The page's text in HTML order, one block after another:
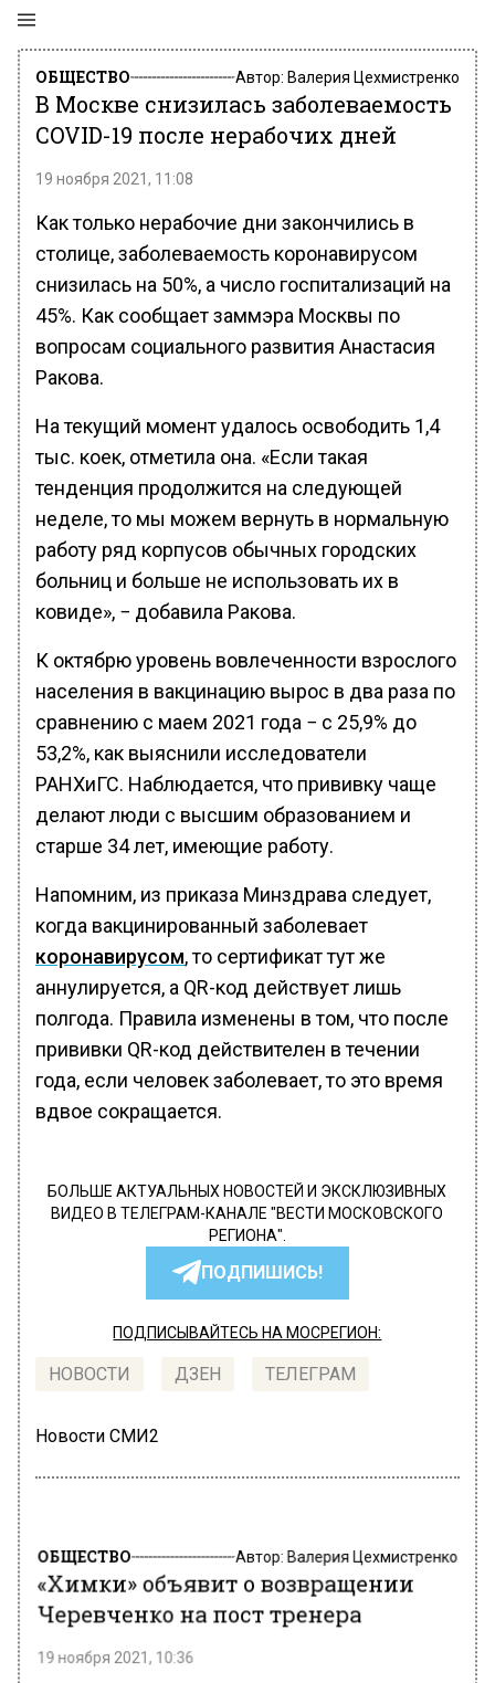
ОБЩЕСТВО Автор: Валерия Цехмистренко
В Москве снизилась заболеваемость
COVID-19 после нерабочих дней
19 ноября 2021, 11:08
Как только нерабочие дни закончились в
столице, заболеваемость коронавирусом
снизилась на 50%, а число госпитализаций на
45%. Как сообщает заммэра Москвы по
вопросам социального развития Анастасия
Ракова.
На текущий момент удалось освободить 1,4
тыс. коек, отметила она. «Если такая
тенденция продолжится на следующей
неделе, то мы можем вернуть в нормальную
работу ряд корпусов обычных городских
больниц и больше не использовать их в
ковиде», − добавила Ракова.
К октябрю уровень вовлеченности взрослого
населения в вакцинацию вырос в два раза по
сравнению с маем 2021 года − с 25,9% до
53,2%, как выяснили исследователи
РАНХиГС. Наблюдается, что прививку чаще
делают люди с высшим образованием и
старше 34 лет, имеющие работу.
Напомним, из приказа Минздрава следует,
когда вакцинированный заболевает
коронавирусом, то сертификат тут же
аннулируется, а QR-код действует лишь
полгода. Правила изменены в том, что после
прививки QR-код действителен в течении
года, если человек заболевает, то это время
вдвое сокращается.
БОЛЬШЕ АКТУАЛЬНЫХ НОВОСТЕЙ И ЭКСКЛЮЗИВНЫХ
ВИДЕО В ТЕЛЕГРАМ-КАНАЛЕ "ВЕСТИ МОСКОВСКОГО
РЕГИОНА".
ПОДПИШИСЬ!
ПОДПИСЫВАЙТЕСЬ НА МОСРЕГИОН:
НОВОСТИ ДЗЕН ТЕЛЕГРАМ
Новости СМИ2
ОБЩЕСТВО Автор: Валерия Цехмистренко
«Химки» объявит о возвращении
Черевченко на пост тренера
19 ноября 2021, 10:36